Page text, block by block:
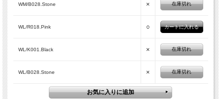
WM/B028.Stone × 在庫切れ
WL/R018.Pink ○
WL/K001.Black × 在庫切れ
WL/B028.Stone × 在庫切れ